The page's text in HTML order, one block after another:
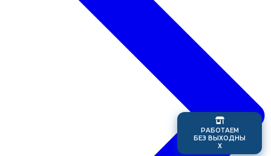
РАБОТАЕМ
БЕЗ ВЫХОДНЫ
Х